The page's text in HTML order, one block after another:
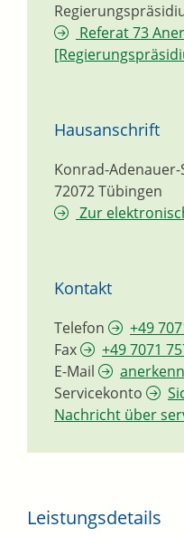
Referat 73
Hausanschrift
Konrad-
72072Tübingen
Zur
Kontakt
Telefon
+49
Fax
+49 7071
E-Mail
Servicekonto
Nachricht über
Leistungsdetails